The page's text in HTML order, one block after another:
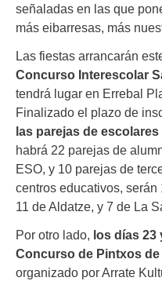
señaladas en las que
más eibarresas, más
Las fiestas arrancarán
Concurso Interescolar
tendrá lugar en Errebal
Finalizado el plazo de
las parejas de escolares
habrá 22 parejas de
ESO, y 10 parejas de
centros educativos,
11 de Aldatze, y 7 de La
Por otro lado, los días 23
Concurso de Pintxos de
organizado por Arrate